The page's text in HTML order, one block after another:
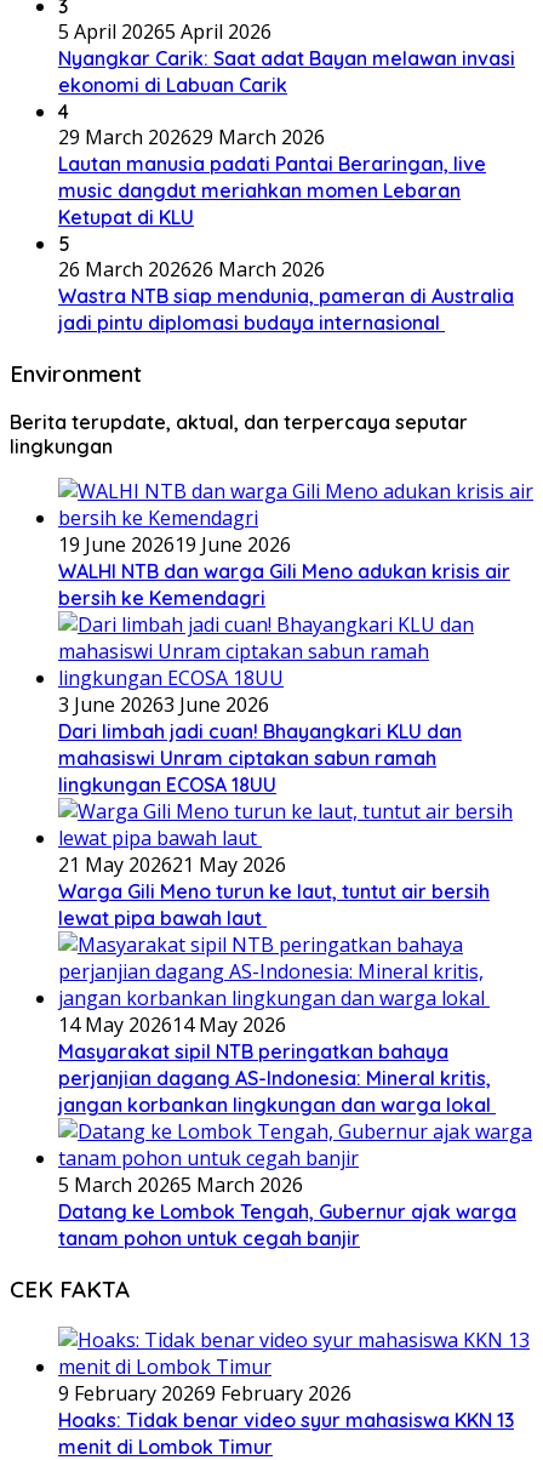
3
5 April 20265 April 2026
Nyangkar Carik: Saat adat Bayan melawan invasi
ekonomi di Labuan Carik
4
29 March 202629 March 2026
Lautan manusia padati Pantai Beraringan, live
music dangdut meriahkan momen Lebaran
Ketupat di KLU
5
26 March 202626 March 2026
Wastra NTB siap mendunia, pameran di Australia
jadi pintu diplomasi budaya internasional
Environment
Berita terupdate, aktual, dan terpercaya seputar
lingkungan
19 June 202619 June 2026
WALHI NTB dan warga Gili Meno adukan krisis air
bersih ke Kemendagri
3 June 20263 June 2026
Dari limbah jadi cuan! Bhayangkari KLU dan
mahasiswi Unram ciptakan sabun ramah
lingkungan ECOSA 18UU
21 May 202621 May 2026
Warga Gili Meno turun ke laut, tuntut air bersih
lewat pipa bawah laut
14 May 202614 May 2026
Masyarakat sipil NTB peringatkan bahaya
perjanjian dagang AS-Indonesia: Mineral kritis,
jangan korbankan lingkungan dan warga lokal
5 March 20265 March 2026
Datang ke Lombok Tengah, Gubernur ajak warga
tanam pohon untuk cegah banjir
CEK FAKTA
9 February 20269 February 2026
Hoaks: Tidak benar video syur mahasiswa KKN 13
menit di Lombok Timur